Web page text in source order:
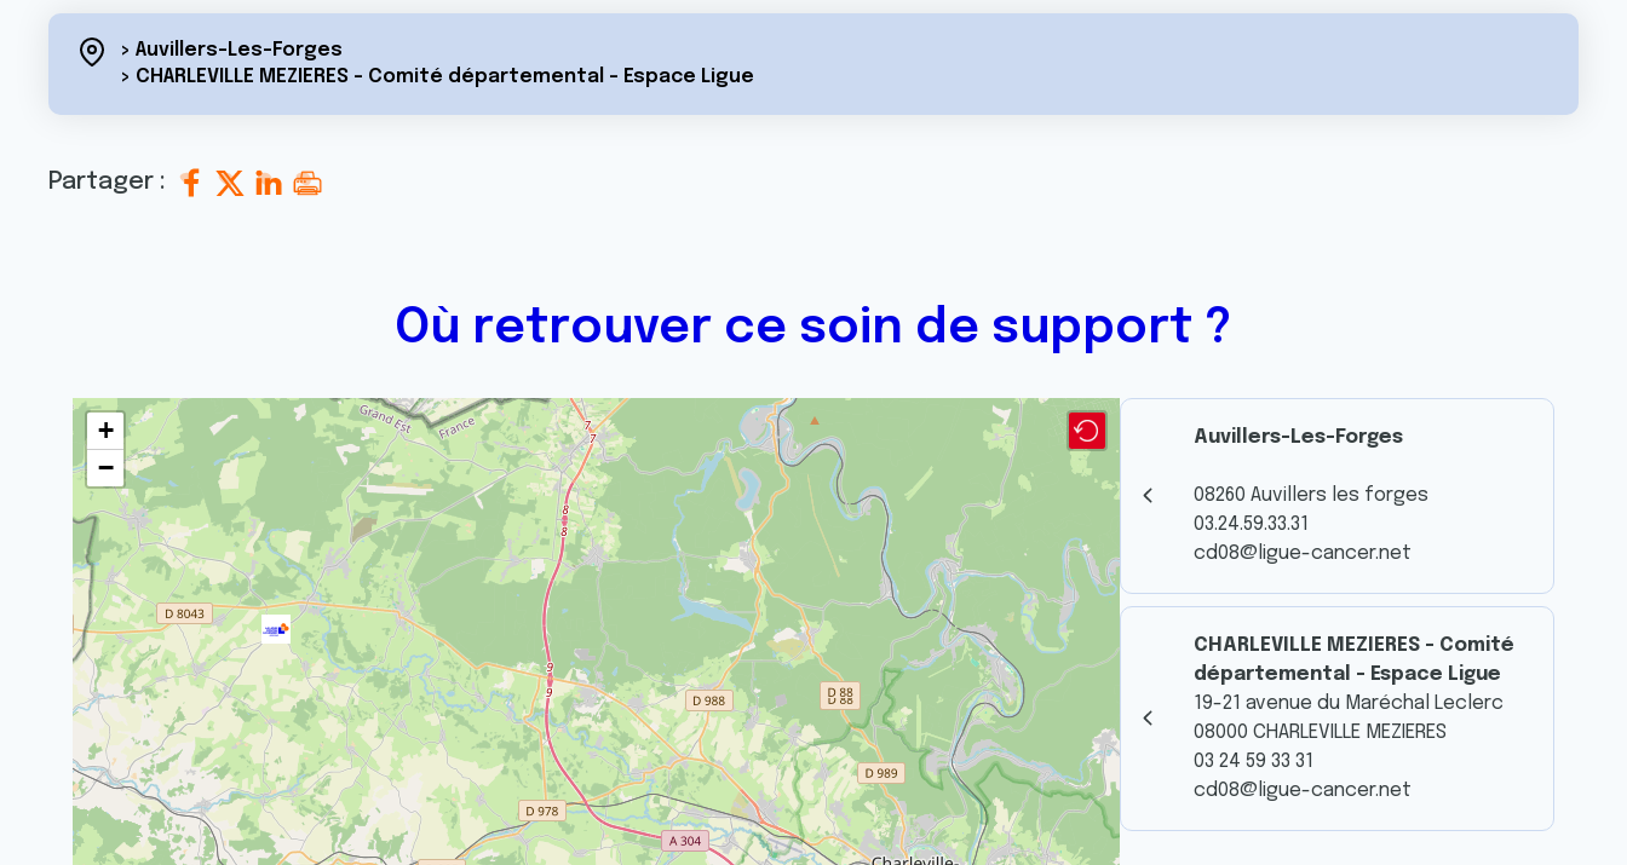
> Auvillers-Les-Forges
> CHARLEVILLE MEZIERES - Comité départemental - Espace Ligue
Partager :
Où retrouver ce soin de support ?
+
−
Auvillers-Les-Forges
08260 Auvillers les forges
03.24.59.33.31
cd08@ligue-cancer.net
CHARLEVILLE MEZIERES - Comité
départemental - Espace Ligue
19-21 avenue du Maréchal Leclerc
08000 CHARLEVILLE MEZIERES
03 24 59 33 31
cd08@ligue-cancer.net